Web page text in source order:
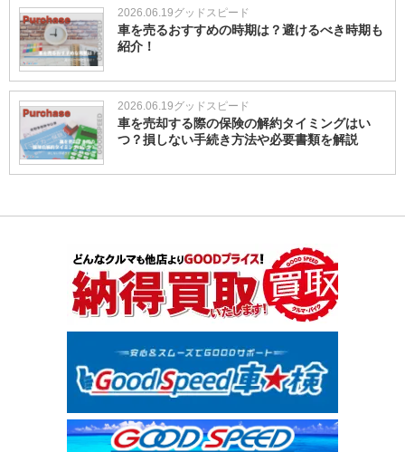
2026.06.19グッドスピード
車を売るおすすめの時期は？避けるべき時期も
紹介！
2026.06.19グッドスピード
車を売却する際の保険の解約タイミングはい
つ？損しない手続き方法や必要書類を解説